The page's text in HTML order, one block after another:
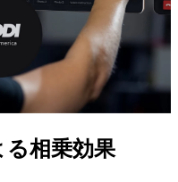
相乗効果